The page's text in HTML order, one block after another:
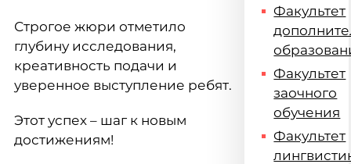
Строгое жюри отметило
глубину исследования,
креативность подачи и
уверенное выступление ребят.
Этот успех – шаг к новым
достижениям!
Факультет
Факультет
заочного
обучения
Факультет